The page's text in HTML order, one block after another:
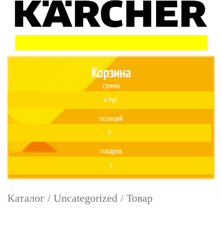
Корзина
сумма
0 Руб.
позиций
0
товаров
0
Каталог / Uncategorized / Товар